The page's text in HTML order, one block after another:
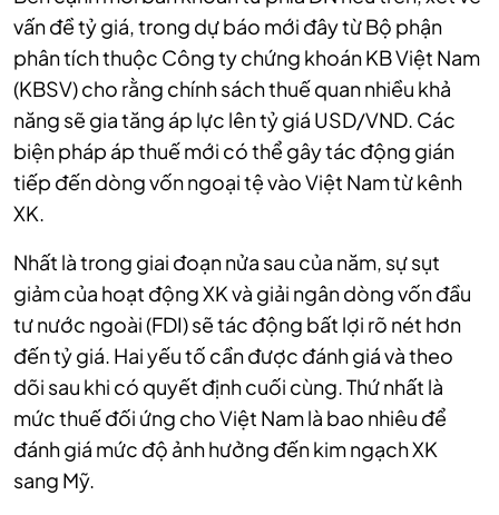
vấn đề tỷ giá, trong dự báo mới đây từ Bộ phận
phân tích thuộc Công ty chứng khoán KB Việt Nam
(KBSV) cho rằng chính sách thuế quan nhiều khả
năng sẽ gia tăng áp lực lên tỷ giá USD/VND. Các
biện pháp áp thuế mới có thể gây tác động gián
tiếp đến dòng vốn ngoại tệ vào Việt Nam từ kênh
XK.
Nhất là trong giai đoạn nửa sau của năm, sự sụt
giảm của hoạt động XK và giải ngân dòng vốn đầu
tư nước ngoài (FDI) sẽ tác động bất lợi rõ nét hơn
đến tỷ giá. Hai yếu tố cần được đánh giá và theo
dõi sau khi có quyết định cuối cùng. Thứ nhất là
mức thuế đối ứng cho Việt Nam là bao nhiêu để
đánh giá mức độ ảnh hưởng đến kim ngạch XK
sang Mỹ.